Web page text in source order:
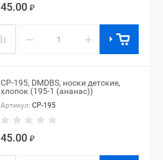
45.00 ₽
− +
CP-195, DMDBS, носки детские,
хлопок (195-1 (ананас))
Артикул: CP-195
45.00 ₽